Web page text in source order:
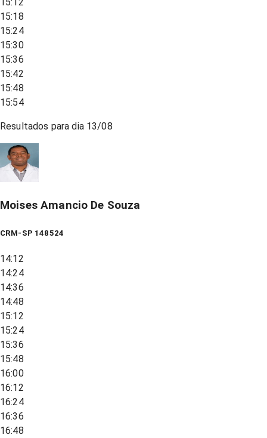
15:18
15:24
15:30
15:36
15:42
15:48
15:54
Resultados para dia 13/08
Moises Amancio De Souza
CRM-SP 148524
14:12
14:24
14:36
14:48
15:12
15:24
15:36
15:48
16:00
16:12
16:24
16:36
16:48